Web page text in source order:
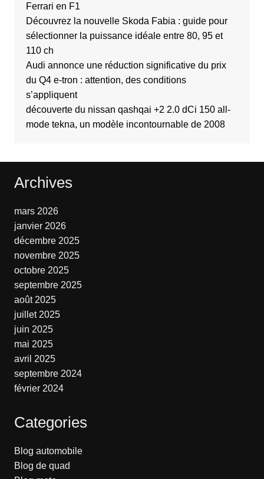
Ferrari en F1
Découvrez la nouvelle Skoda Fabia : guide pour
sélectionner la puissance idéale entre 80, 95 et
110 ch
Audi annonce une réduction significative du prix
du Q4 e-tron : attention, des conditions
s’appliquent
découverte du nissan qashqai +2 2.0 dCi 150 all-
mode tekna, un modèle incontournable de 2008
Archives
mars 2026
janvier 2026
décembre 2025
novembre 2025
octobre 2025
septembre 2025
août 2025
juillet 2025
juin 2025
mai 2025
avril 2025
septembre 2024
février 2024
Categories
Blog automobile
Blog de quad